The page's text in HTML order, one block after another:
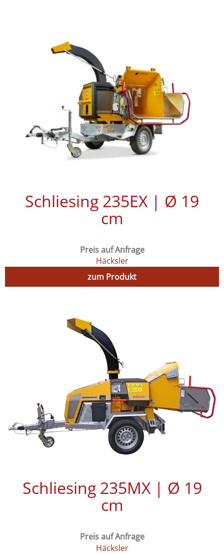
Schliesing 235EX | Ø 19
cm
Preis auf Anfrage
Häcksler
zum Produkt
Schliesing 235MX | Ø 19
cm
Preis auf Anfrage
Häcksler